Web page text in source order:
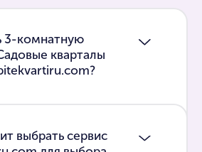
3-комнатную
кварталы
выбрать сервис